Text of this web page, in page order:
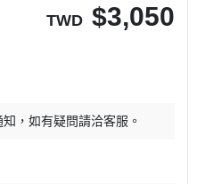
TWD $3,050
，如有疑問請洽客服。